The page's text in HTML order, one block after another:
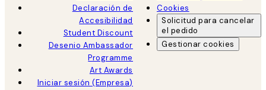
Declaración de
Accesibilidad
Student Discount
Desenio Ambassador
Programme
Art Awards
Iniciar sesión (Empresa)
Cookies
Solicitud para cancelar
el pedido
Gestionar cookies